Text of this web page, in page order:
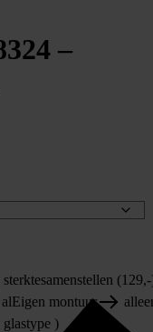
–
sterktesamenstellen
Eigen montuur
glastype )